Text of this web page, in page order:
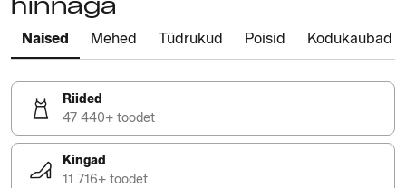
Naised Mehed Tüdrukud Poisid Kodukaubad
Riided
47 440+ toodet
Kingad
11 716+ toodet